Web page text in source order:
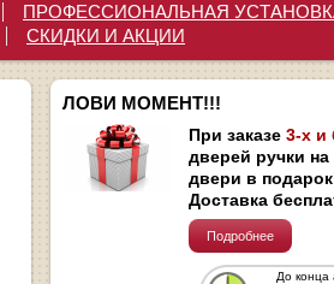
ПРОФЕССИОНАЛЬНАЯ
СКИДКИ И АКЦИИ
ЛОВИ МОМЕНТ!!!
При заказе 3-х и
дверей ручки на
двери в
Доставка
Подробнее
До конца